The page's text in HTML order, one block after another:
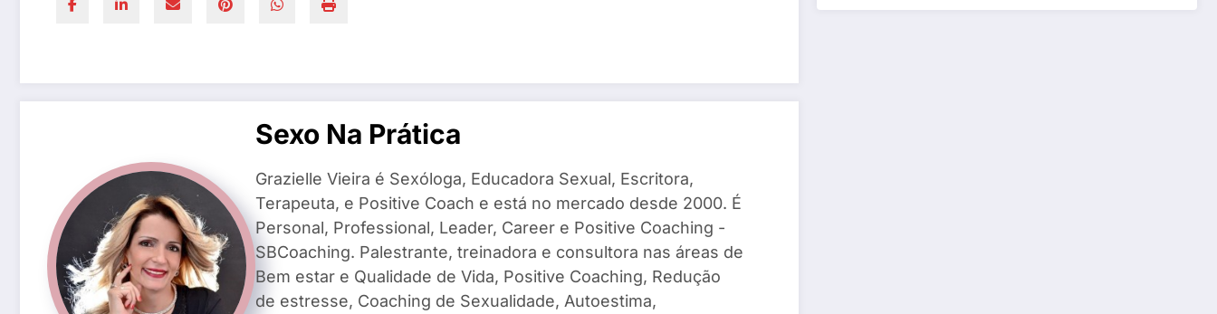
Sexo Na Prática
Grazielle Vieira é Sexóloga, Educadora Sexual, Escritora,
Terapeuta, e Positive Coach e está no mercado desde 2000. É
Personal, Professional, Leader, Career e Positive Coaching -
SBCoaching. Palestrante, treinadora e consultora nas áreas de
Bem estar e Qualidade de Vida, Positive Coaching, Redução
de estresse, Coaching de Sexualidade, Autoestima,